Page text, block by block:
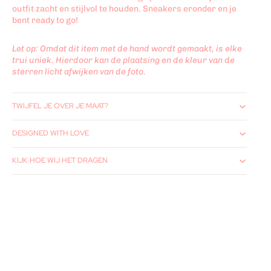
outfit zacht en stijlvol te houden. Sneakers eronder en je
bent ready to go!
Let op: Omdat dit item met de hand wordt gemaakt, is elke
trui uniek. Hierdoor kan de plaatsing en de kleur van de
sterren licht afwijken van de foto.
TWIJFEL JE OVER JE MAAT?
DESIGNED WITH LOVE
KIJK HOE WIJ HET DRAGEN